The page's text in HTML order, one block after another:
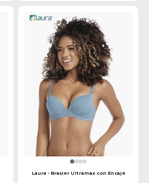
Laura - Brasier Ultramax con Encaje